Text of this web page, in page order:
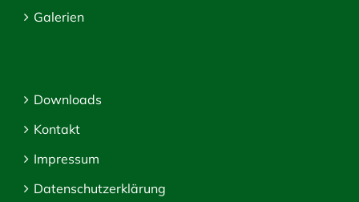
Galerien
Downloads
Kontakt
Impressum
Datenschutzerklärung